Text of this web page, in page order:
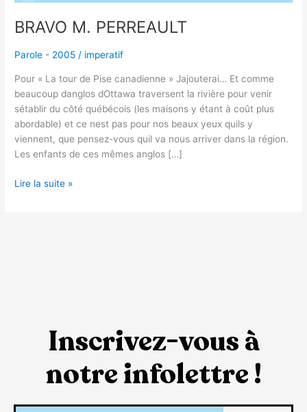
BRAVO M. PERREAULT
Parole - 2005 / imperatif
Pour « La tour de Pise canadienne » Jajouterai… Et comme
beaucoup danglos dOttawa traversent la rivière pour venir
sétablir du côté québécois (les maisons y étant à coût plus
abordable) et ce nest pas pour nos beaux yeux quils y
viennent, que pensez-vous quil va nous arriver dans la région.
Les enfants de ces mêmes anglos […]
Lire la suite »
Inscrivez-vous à
notre infolettre !